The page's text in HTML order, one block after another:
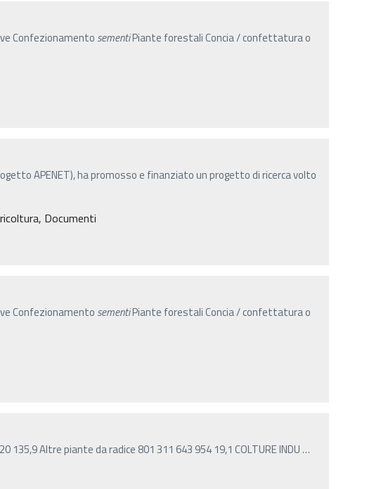
Confezionamento sementiPiante forestali Concia / confettatura o
APENET), ha promosso e finanziato un progetto di ricerca volto
Documenti
Confezionamento sementiPiante forestali Concia / confettatura o
135,9 Altre piante da radice 801 311 643 954 19,1 COLTURE INDU…